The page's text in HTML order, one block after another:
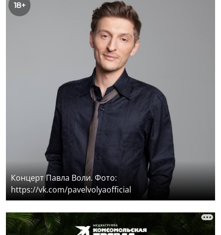
18+
Концерт Павла Воли. Фото:
https://vk.com/pavelvolyaofficial